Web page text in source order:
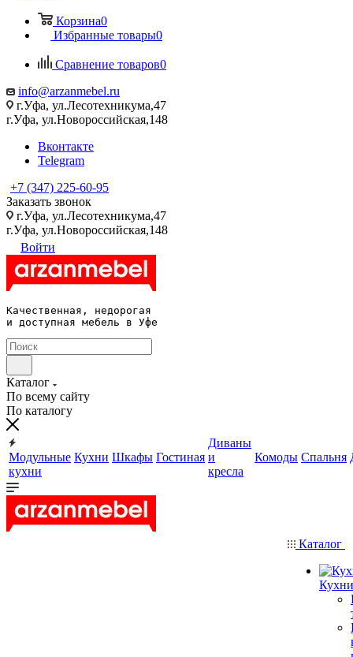
Корзина0
Избранные товары0
Сравнение товаров0
info@arzanmebel.ru
г.Уфа, ул.Лесотехникума,47
г.Уфа, ул.Новороссийская,148
Вконтакте
Telegram
+7 (347) 225-60-95
Заказать звонок
г.Уфа, ул.Лесотехникума,47
г.Уфа, ул.Новороссийская,148
Войти
Качественная, недорогая
и доступная мебель в Уфе
Каталог
По всему сайту
По каталогу
Модульные
кухни
Кухни Шкафы Гостиная
Диваны
и
кресла
Комоды Спальня
Каталог
Кухни